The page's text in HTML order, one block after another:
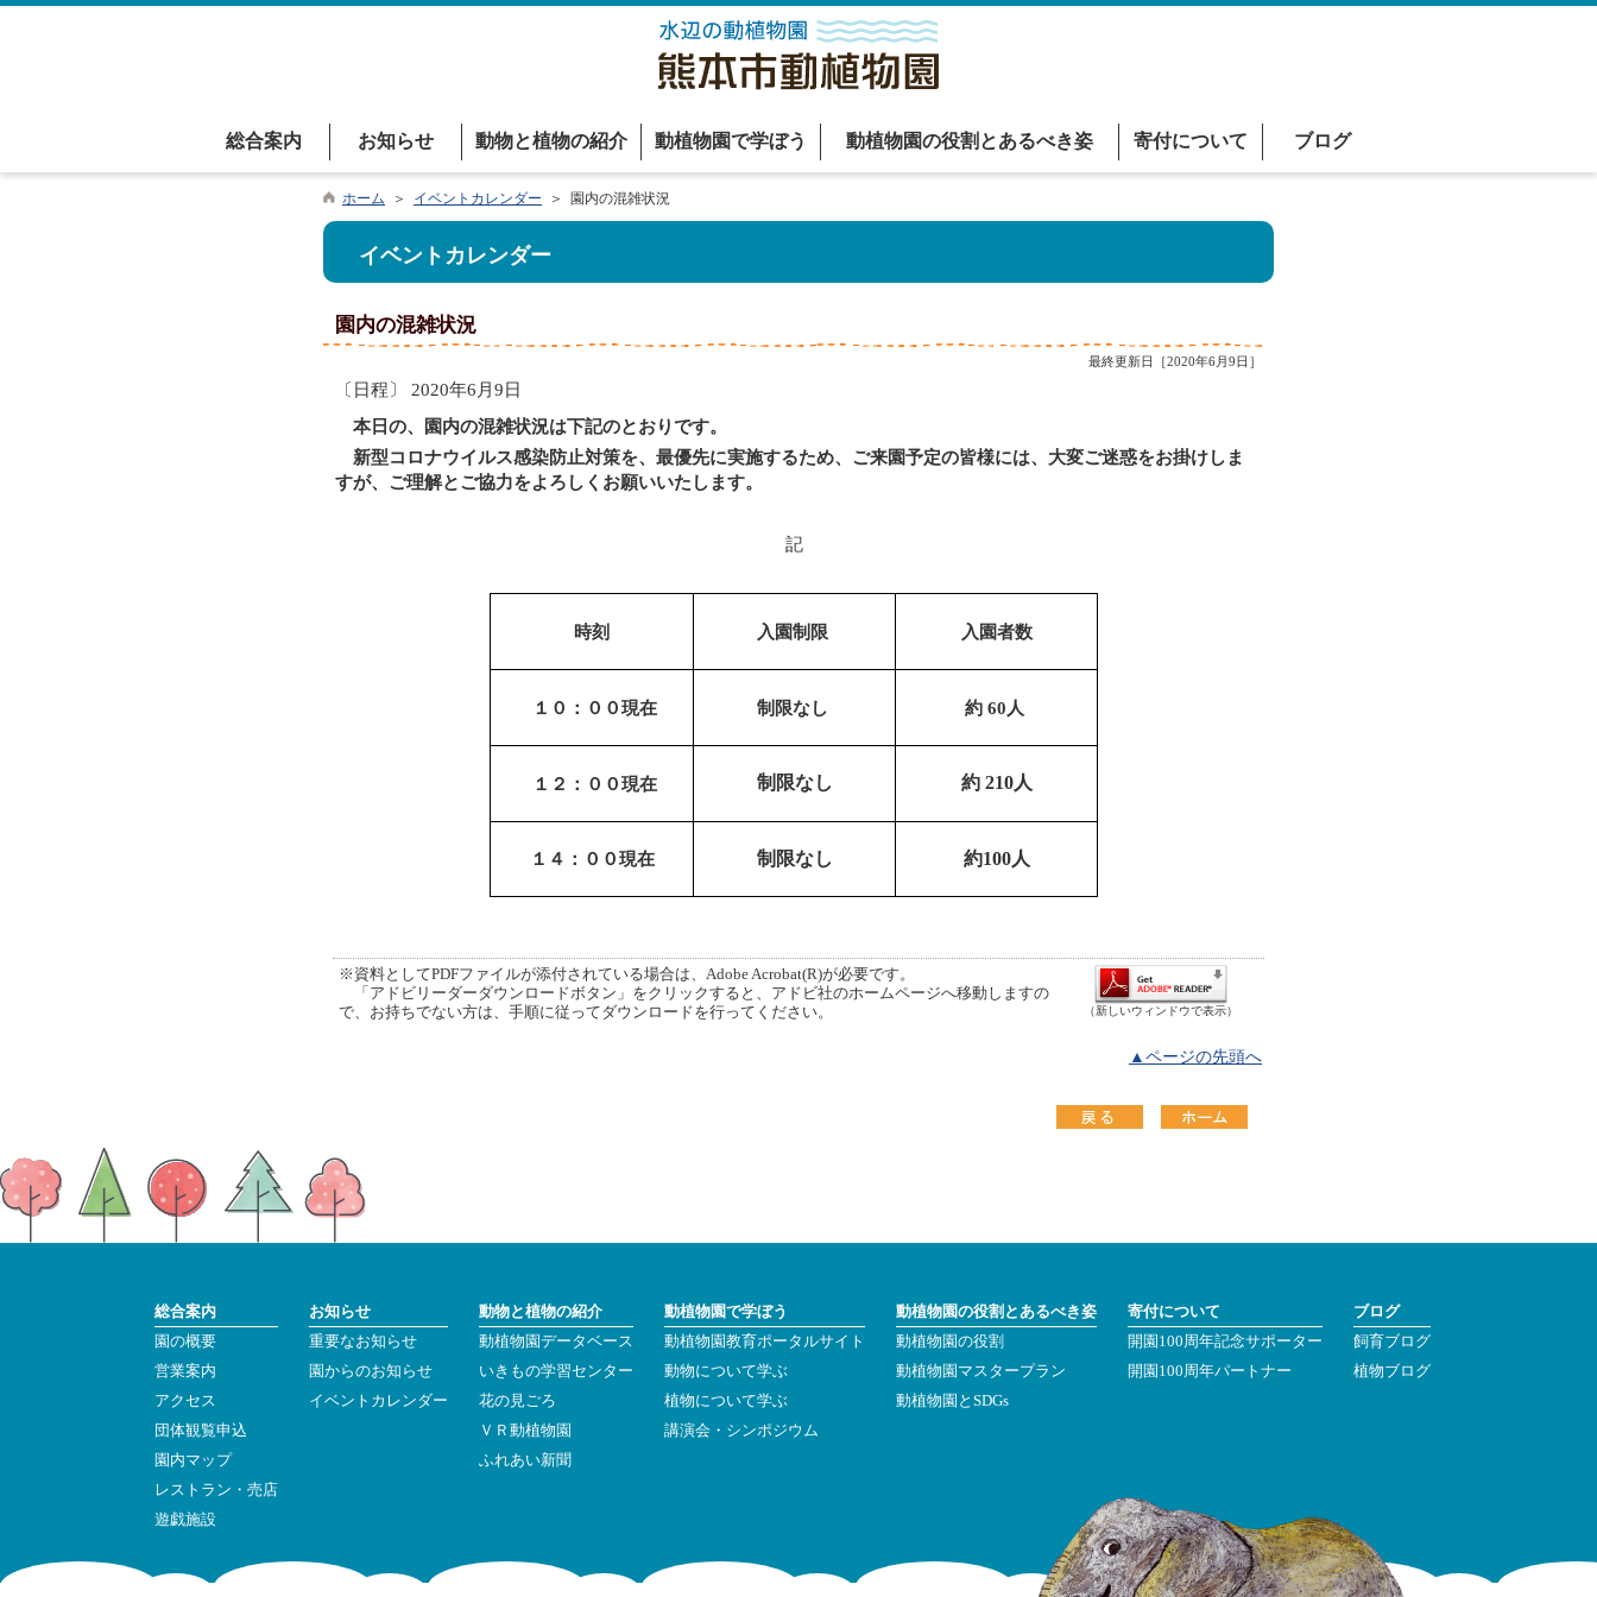
総合案内 お知らせ 動物と植物の紹介 動植物園で学ぼう 動植物園の役割とあるべき姿 寄付について ブログ
ホーム ＞ イベントカレンダー ＞ 園内の混雑状況
イベントカレンダー
園内の混雑状況
最終更新日［2020年6月9日］
〔日程〕 2020年6月9日
本日の、園内の混雑状況は下記のとおりです。
新型コロナウイルス感染防止対策を、最優先に実施するため、ご来園予定の皆様には、大変ご迷惑をお掛けしま
すが、ご理解とご協力をよろしくお願いいたします。
記
時刻 入園制限 入園者数
１０：００現在 制限なし 約 60人
１２：００現在 制限なし 約 210人
１４：００現在 制限なし 約100人
※資料としてPDFファイルが添付されている場合は、Adobe Acrobat(R)が必要です。
「アドビリーダーダウンロードボタン」をクリックすると、アドビ社のホームページへ移動しますの
で、お持ちでない方は、手順に従ってダウンロードを行ってください。
（新しいウィンドウで表示）
▲ページの先頭へ
総合案内
園の概要
営業案内
アクセス
団体観覧申込
園内マップ
レストラン・売店
遊戯施設
お知らせ
重要なお知らせ
園からのお知らせ
イベントカレンダー
動物と植物の紹介
動植物園データベース
いきもの学習センター
花の見ごろ
ＶＲ動植物園
ふれあい新聞
動植物園で学ぼう
動植物園教育ポータルサイト
動物について学ぶ
植物について学ぶ
講演会・シンポジウム
動植物園の役割とあるべき姿
動植物園の役割
動植物園マスタープラン
動植物園とSDGs
寄付について
開園100周年記念サポーター
開園100周年パートナー
ブログ
飼育ブログ
植物ブログ